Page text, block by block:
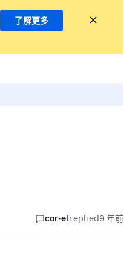
了解更多
cor-elreplied9 年前